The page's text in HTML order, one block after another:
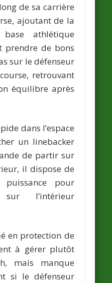
de sa carrière
ajoutant de la
athlétique
prendre de bons
sur le défenseur
retrouvant
équilibre après
dans l’espace
un linebacker
de partir sur
il dispose de
puissance pour
l’intérieur
en protection de
à gérer plutôt
mais manque
si le défenseur